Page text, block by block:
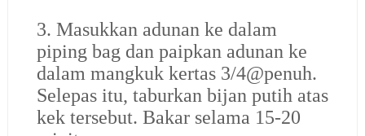
3. Masukkan adunan ke dalam
piping bag dan paipkan adunan ke
dalam mangkuk kertas 3/4@penuh.
Selepas itu, taburkan bijan putih atas
kek tersebut. Bakar selama 15-20